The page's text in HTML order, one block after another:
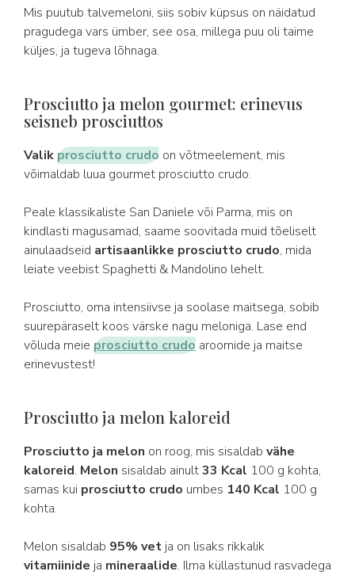
Mis puutub talvemeloni, siis sobiv küpsus on näidatud
pragudega vars ümber, see osa, millega puu oli taime
küljes, ja tugeva lõhnaga.
Prosciutto ja melon gourmet: erinevus
seisneb prosciuttos
Valikprosciutto crudo on võtmeelement, mis
võimaldab luua gourmet prosciutto crudo.
Peale klassikaliste San Daniele või Parma, mis on
kindlasti magusamad, saame soovitada muid tõeliselt
ainulaadseid artisaanlikke prosciutto crudo, mida
leiate veebist Spaghetti & Mandolino lehelt.
Prosciutto, oma intensiivse ja soolase maitsega, sobib
suurepäraselt koos värske nagu meloniga. Lase end
võluda meie prosciutto crudo aroomide ja maitse
erinevustest!
Prosciutto ja melon kaloreid
Prosciutto ja melon on roog, mis sisaldab vähe
kaloreid. Melon sisaldab ainult33 Kcal 100 g kohta,
samas kui prosciutto crudo umbes 140 Kcal 100 g
kohta.
Melon sisaldab 95% vet ja on lisaks rikkalik
vitamiinide ja mineraalide. Ilma küllastunud rasvadega